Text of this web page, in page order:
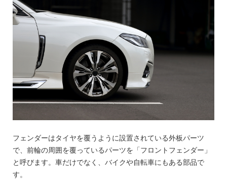
フェンダーはタイヤを覆うように設置されている外板パーツ
で、前輪の周囲を覆っているパーツを「フロントフェンダー」
と呼びます。車だけでなく、バイクや自転車にもある部品で
す。